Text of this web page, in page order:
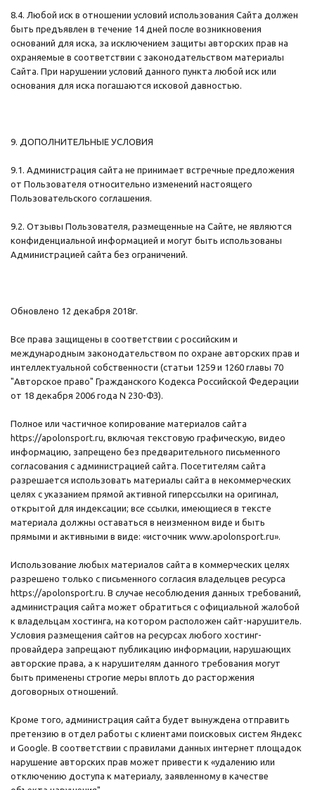
8.4. Любой иск в отношении условий использования Сайта должен
быть предъявлен в течение 14 дней после возникновения
оснований для иска, за исключением защиты авторских прав на
охраняемые в соответствии с законодательством материалы
Сайта. При нарушении условий данного пункта любой иск или
основания для иска погашаются исковой давностью.
9. ДОПОЛНИТЕЛЬНЫЕ УСЛОВИЯ
9.1. Администрация сайта не принимает встречные предложения
от Пользователя относительно изменений настоящего
Пользовательского соглашения.
9.2. Отзывы Пользователя, размещенные на Сайте, не являются
конфиденциальной информацией и могут быть использованы
Администрацией сайта без ограничений.
Обновлено 12 декабря 2018г.
Все права защищены в соответствии с российским и
международным законодательством по охране авторских прав и
интеллектуальной собственности (статьи 1259 и 1260 главы 70
"Авторское право" Гражданского Кодекса Российской Федерации
от 18 декабря 2006 года N 230-ФЗ).
Полное или частичное копирование материалов сайта
https://apolonsport.ru, включая текстовую графическую, видео
информацию, запрещено без предварительного письменного
согласования с администрацией сайта. Посетителям сайта
разрешается использовать материалы сайта в некоммерческих
целях с указанием прямой активной гиперссылки на оригинал,
открытой для индексации; все ссылки, имеющиеся в тексте
материала должны оставаться в неизменном виде и быть
прямыми и активными в виде: «источник www.apolonsport.ru».
Использование любых материалов сайта в коммерческих целях
разрешено только с письменного согласия владельцев ресурса
https://apolonsport.ru. В случае несоблюдения данных требований,
администрация сайта может обратиться с официальной жалобой
к владельцам хостинга, на котором расположен сайт-нарушитель.
Условия размещения сайтов на ресурсах любого хостинг-
провайдера запрещают публикацию информации, нарушающих
авторские права, а к нарушителям данного требования могут
быть применены строгие меры вплоть до расторжения
договорных отношений.
Кроме того, администрация сайта будет вынуждена отправить
претензию в отдел работы с клиентами поисковых систем Яндекс
и Google. В соответствии с правилами данных интернет площадок
нарушение авторских прав может привести к «удалению или
отключению доступа к материалу, заявленному в качестве